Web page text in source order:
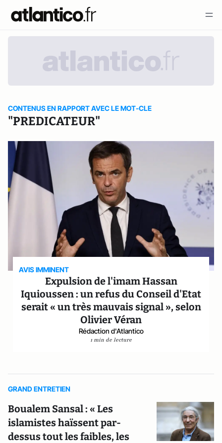
CONTENUS EN RAPPORT AVEC LE MOT-CLE
"PREDICATEUR"
AVIS IMMINENT
Expulsion de l'imam Hassan
Iquioussen : un refus du Conseil d'Etat
serait « un très mauvais signal », selon
Olivier Véran
Rédaction d'Atlantico
1 min de lecture
GRAND ENTRETIEN
Boualem Sansal : « Les
islamistes haïssent par-
dessus tout les faibles, les